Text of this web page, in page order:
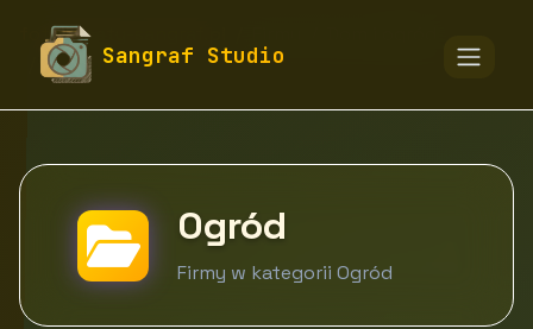
Sangraf Studio
fototapety-sangraf.pl
Ogród
Ogród
Firmy w kategorii Ogród